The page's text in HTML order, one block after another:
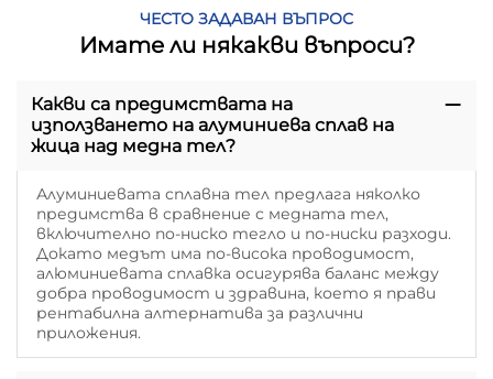
ЧЕСТО ЗАДАВАН ВЪПРОС
Имате ли някакви въпроси?
Какви са предимствата на
използването на алуминиева сплав на
жица над медна тел?
Алуминиевата сплавна тел предлага няколко
предимства в сравнение с медната тел,
включително по-ниско тегло и по-ниски разходи.
Докато медът има по-висока проводимост,
алюминиевата сплавка осигурява баланс между
добра проводимост и здравина, което я прави
рентабилна алтернатива за различни
приложения.